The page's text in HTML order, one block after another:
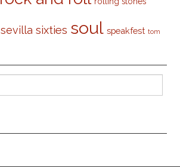
sevilla sixties soul speakfest tom